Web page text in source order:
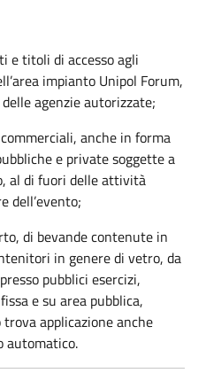
e titoli di accesso agli
impianto Unipol Forum,
agenzie autorizzate;
anche in forma
e private soggette a
al di fuori delle attività
dell’evento;
di bevande contenute in
in genere di vetro, da
pubblici esercizi,
e su area pubblica,
applicazione anche
automatico.